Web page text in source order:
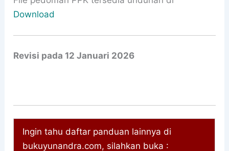
Download
Revisi pada 12 Januari 2026
Ingin tahu daftar panduan lainnya di
bukuyunandra.com, silahkan buka :